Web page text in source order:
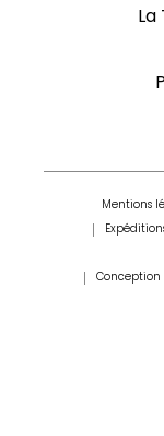
La
Mentions
Conception